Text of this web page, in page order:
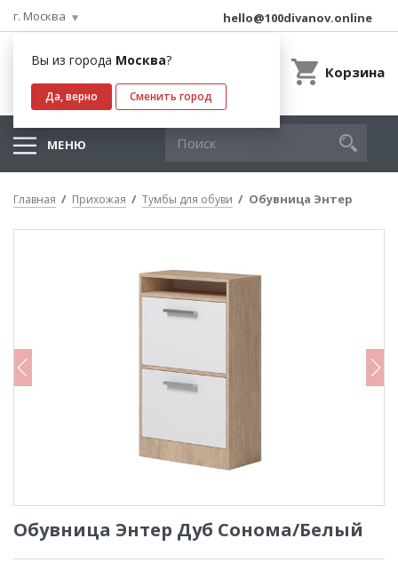
г. Москва
Вы из города Москва?
Да, верно Сменить город
hello@100divanov.online
Корзина
МЕНЮ
Главная Прихожая Тумбы для обуви Обувница Энтер
Обувница Энтер Дуб Сонома/Белый